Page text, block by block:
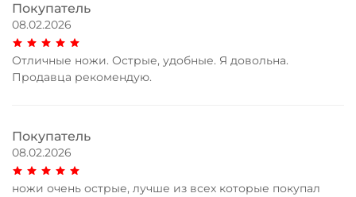
Покупатель
08.02.2026
Отличные ножи. Острые, удобные. Я довольна.
Продавца рекомендую.
Покупатель
08.02.2026
ножи очень острые, лучше из всех которые покупал